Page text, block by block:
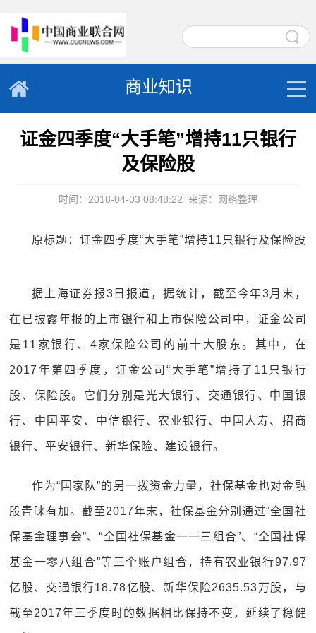
商业知识
证金四季度“大手笔”增持11只银行
及保险股
时间：2018-04-03 08:48:22 来源：网络整理
原标题：证金四季度“大手笔”增持11只银行及保险股
据上海证券报3日报道，据统计，截至今年3月末，
在已披露年报的上市银行和上市保险公司中，证金公司
是11家银行、4家保险公司的前十大股东。其中，在
2017年第四季度，证金公司“大手笔”增持了11只银行
股、保险股。它们分别是光大银行、交通银行、中国银
行、中国平安、中信银行、农业银行、中国人寿、招商
银行、平安银行、新华保险、建设银行。
作为“国家队”的另一拨资金力量，社保基金也对金融
股青睐有加。截至2017年末，社保基金分别通过“全国社
保基金理事会”、“全国社保基金一一三组合”、“全国社保
基金一零八组合”等三个账户组合，持有农业银行97.97
亿股、交通银行18.78亿股、新华保险2635.53万股，与
截至2017年三季度时的数据相比保持不变，延续了稳健